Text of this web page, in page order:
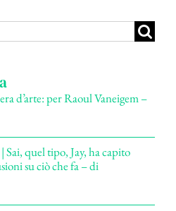
d’arte: per Raoul Vaneigem –
quel tipo, Jay, ha capito
su ciò che fa – di